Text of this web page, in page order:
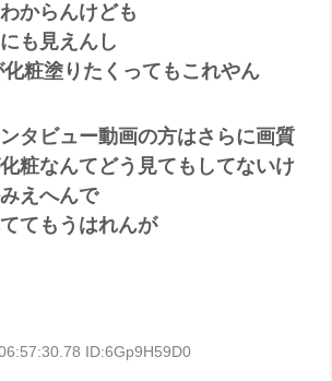
からんけども
も見えんし
粧塗りたくってもこれやん
タビュー動画の方はさらに画質
粧なんてどう見てもしてないけ
えへんで
てもうはれんが
ID:6Gp9H59D0